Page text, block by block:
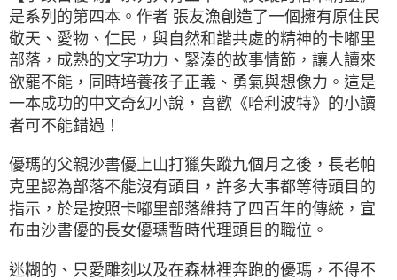
是系列的第四本。作者 張友漁創造了一個擁有原住民
敬天、愛物、仁民，與自然和諧共處的精神的卡嘟里
部落，成熟的文字功力、緊湊的故事情節，讓人讀來
欲罷不能，同時培養孩子正義、勇氣與想像力。這是
一本成功的中文奇幻小說，喜歡《哈利波特》的小讀
者可不能錯過！
優瑪的父親沙書優上山打獵失蹤九個月之後，長老帕
克里認為部落不能沒有頭目，許多大事都等待頭目的
指示，於是按照卡嘟里部落維持了四百年的傳統，宣
布由沙書優的長女優瑪暫時代理頭目的職位。
迷糊的、只愛雕刻以及在森林裡奔跑的優瑪，不得不